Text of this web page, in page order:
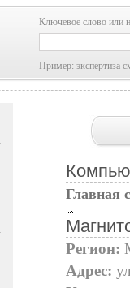
Ключевое слово или
Пример: экспертиза
Главная
Регион:
Адрес: